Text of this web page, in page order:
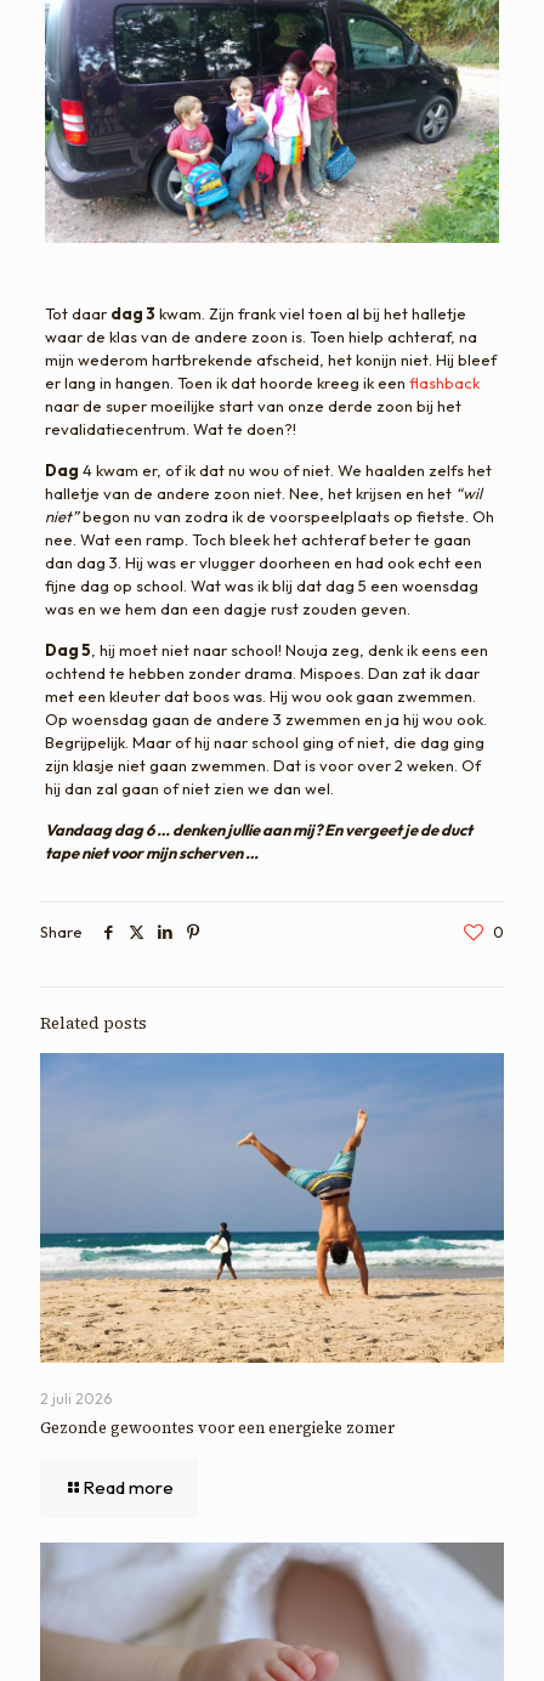
Tot daar dag 3 kwam. Zijn frank viel toen al bij het halletje
waar de klas van de andere zoon is. Toen hielp achteraf, na
mijn wederom hartbrekende afscheid, het konijn niet. Hij bleef
er lang in hangen. Toen ik dat hoorde kreeg ik een flashback
naar de super moeilijke start van onze derde zoon bij het
revalidatiecentrum. Wat te doen?!
Dag 4 kwam er, of ik dat nu wou of niet. We haalden zelfs het
halletje van de andere zoon niet. Nee, het krijsen en het“wil
niet”begon nu van zodra ik de voorspeelplaats op fietste. Oh
nee. Wat een ramp. Toch bleek het achteraf beter te gaan
dan dag 3. Hij was er vlugger doorheen en had ook echt een
fijne dag op school. Wat was ik blij dat dag 5 een woensdag
was en we hem dan een dagje rust zouden geven.
Dag 5 , hij moet niet naar school! Nouja zeg, denk ik eens een
ochtend te hebben zonder drama. Mispoes. Dan zat ik daar
met een kleuter dat boos was. Hij wou ook gaan zwemmen.
Op woensdag gaan de andere 3 zwemmen en ja hij wou ook.
Begrijpelijk. Maar of hij naar school ging of niet, die dag ging
zijn klasje niet gaan zwemmen. Dat is voor over 2 weken. Of
hij dan zal gaan of niet zien we dan wel.
Vandaag dag 6 … denken jullie aan mij? En vergeet je de duct
tape niet voor mijn scherven …
Share 0
Related posts
2 juli 2026
Gezonde gewoontes voor een energieke zomer
Read more